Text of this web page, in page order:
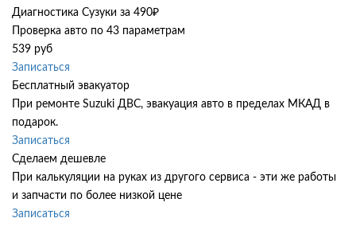
Диагностика Сузуки за 490₽
Проверка авто по 43 параметрам
539 руб
Записаться
Бесплатный эвакуатор
При ремонте Suzuki ДВС, эвакуация авто в пределах МКАД в
подарок.
Записаться
Сделаем дешевле
При калькуляции на руках из другого сервиса - эти же работы
и запчасти по более низкой цене
Записаться